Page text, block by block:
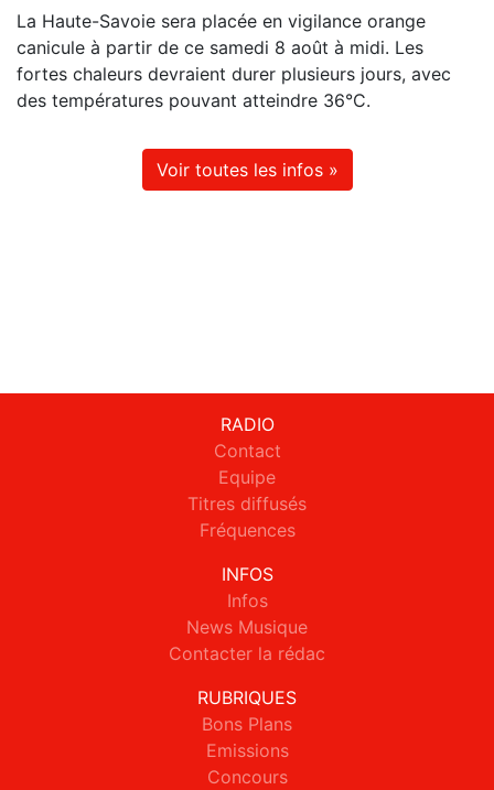
La Haute-Savoie sera placée en vigilance orange
canicule à partir de ce samedi 8 août à midi. Les
fortes chaleurs devraient durer plusieurs jours, avec
des températures pouvant atteindre 36°C.
Voir toutes les infos »
RADIO
Contact
Equipe
Titres diffusés
Fréquences
INFOS
Infos
News Musique
Contacter la rédac
RUBRIQUES
Bons Plans
Emissions
Concours